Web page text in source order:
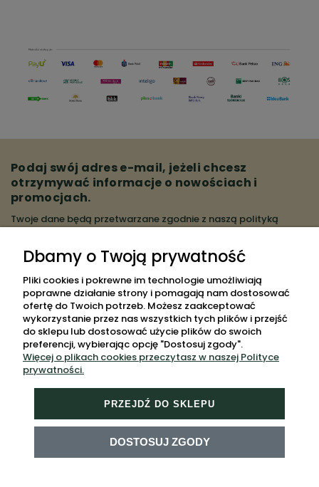
Podaj swój adres e-mail, jeżeli chcesz
otrzymywać informacje o nowościach i
promocjach.
Twoje dane będą przetwarzane zgodnie z naszą polityką
prywatności
ZAPISZ SIĘ
POMOC
MOJE KONTO
PŁATNOŚCI I DOSTAWA
O NAS
Dbamy o Twoją prywatność
Pliki cookies i pokrewne im technologie umożliwiają
poprawne działanie strony i pomagają nam dostosować
ofertę do Twoich potrzeb. Możesz zaakceptować
wykorzystanie przez nas wszystkich tych plików i przejść
do sklepu lub dostosować użycie plików do swoich
preferencji, wybierając opcję "Dostosuj zgody".
Więcej o plikach cookies przeczytasz w naszej Polityce
prywatności.
PRZEJDŹ DO SKLEPU
DOSTOSUJ ZGODY